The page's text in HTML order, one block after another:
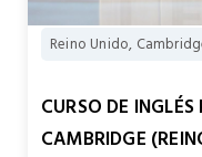
Reino Unido,
CURSO DE
CAMBRIDGE